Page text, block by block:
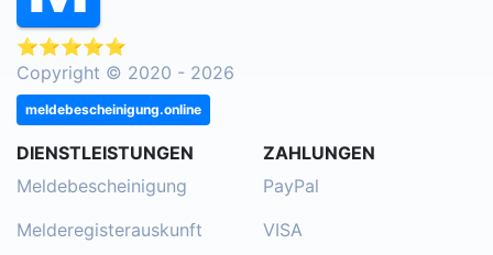
⭐⭐⭐⭐⭐
Copyright © 2020 - 2026
meldebescheinigung.online
DIENSTLEISTUNGEN
Meldebescheinigung
Melderegisterauskunft
ZAHLUNGEN
PayPal
VISA